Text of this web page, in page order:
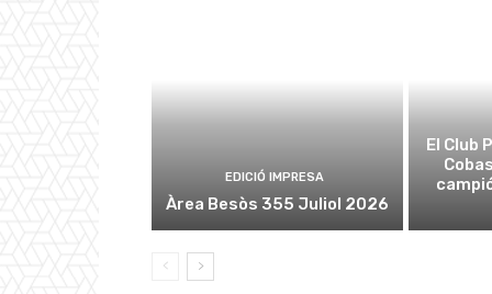
EDICIÓ IMPRESA
Àrea Besòs 355 Juliol 2026
El Club